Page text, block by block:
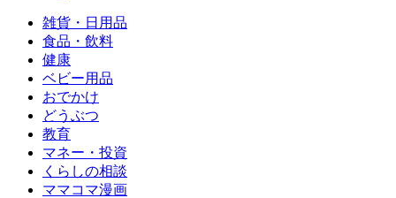
雑貨・日用品
食品・飲料
健康
ベビー用品
おでかけ
どうぶつ
教育
マネー・投資
くらしの相談
ママコマ漫画